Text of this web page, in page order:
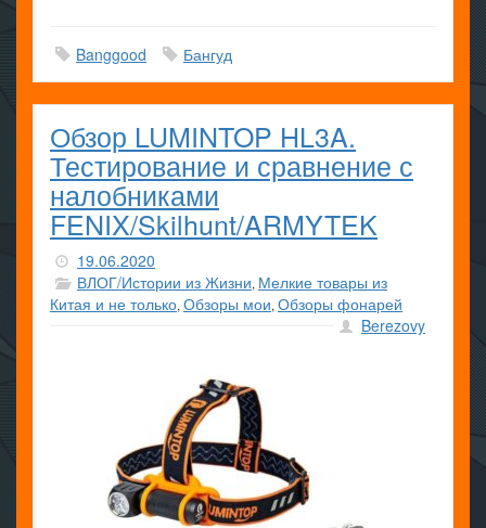
Banggood Бангуд
Обзор LUMINTOP HL3A.
Тестирование и сравнение с
налобниками
FENIX/Skilhunt/ARMYTEK
19.06.2020
ВЛОГ/Истории из Жизни, Мелкие товары из
Китая и не только, Обзоры мои, Обзоры фонарей
Berezovy